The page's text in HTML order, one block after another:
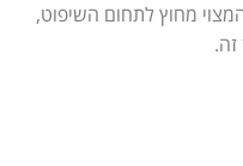
מחוץ לתחום השיפוט,